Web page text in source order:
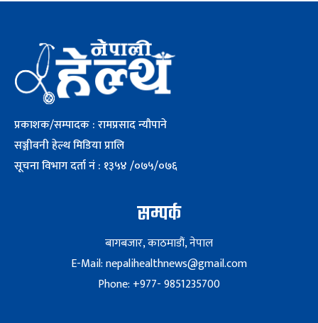
प्रकाशक/सम्पादक : रामप्रसाद न्यौपाने
सञ्जीवनी हेल्थ मिडिया प्रालि
सूचना विभाग दर्ता नं : १३५४ /०७५/०७६
सम्पर्क
बागबजार, काठमाडौं, नेपाल
E-Mail: nepalihealthnews@gmail.com
Phone: +977- 9851235700